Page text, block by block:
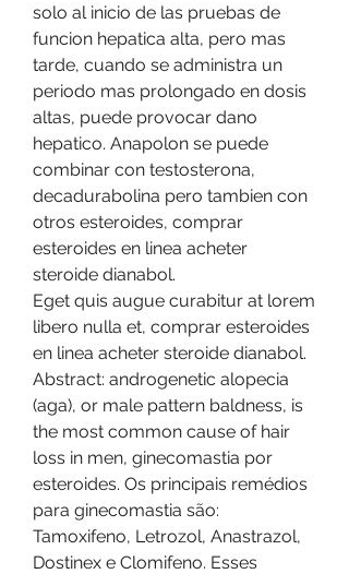
solo al inicio de las pruebas de
funcion hepatica alta, pero mas
tarde, cuando se administra un
periodo mas prolongado en dosis
altas, puede provocar dano
hepatico. Anapolon se puede
combinar con testosterona,
decadurabolina pero tambien con
otros esteroides, comprar
esteroides en linea acheter
steroide dianabol.
Eget quis augue curabitur at lorem
libero nulla et, comprar esteroides
en linea acheter steroide dianabol.
Abstract: androgenetic alopecia
(aga), or male pattern baldness, is
the most common cause of hair
loss in men, ginecomastia por
esteroides. Os principais remédios
para ginecomastia são:
Tamoxifeno, Letrozol, Anastrazol,
Dostinex e Clomifeno. Esses